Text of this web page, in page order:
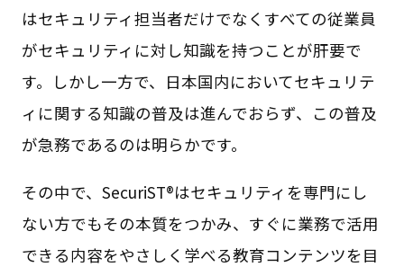
はセキュリティ担当者だけでなくすべての従業員
がセキュリティに対し知識を持つことが肝要で
す。しかし一方で、日本国内においてセキュリテ
ィに関する知識の普及は進んでおらず、この普及
が急務であるのは明らかです。
その中で、SecuriST®はセキュリティを専門にし
ない方でもその本質をつかみ、すぐに業務で活用
できる内容をやさしく学べる教育コンテンツを目